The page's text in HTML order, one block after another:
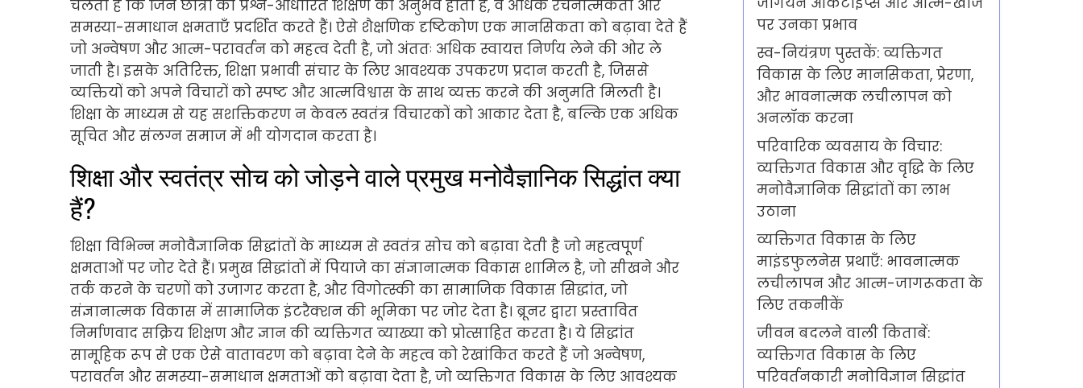
चलता है कि जिन छात्रों को प्रश्न-आधारित शिक्षण का अनुभव होता है, वे अधिक रचनात्मकता और
समस्या-समाधान क्षमताएँ प्रदर्शित करते हैं। ऐसे शैक्षणिक दृष्टिकोण एक मानसिकता को बढ़ावा देते हैं
जो अन्वेषण और आत्म-परावर्तन को महत्व देती है, जो अंततः अधिक स्वायत्त निर्णय लेने की ओर ले
जाती है। इसके अतिरिक्त, शिक्षा प्रभावी संचार के लिए आवश्यक उपकरण प्रदान करती है, जिससे
व्यक्तियों को अपने विचारों को स्पष्ट और आत्मविश्वास के साथ व्यक्त करने की अनुमति मिलती है।
शिक्षा के माध्यम से यह सशक्तिकरण न केवल स्वतंत्र विचारकों को आकार देता है, बल्कि एक अधिक
सूचित और संलग्न समाज में भी योगदान करता है।
शिक्षा और स्वतंत्र सोच को जोड़ने वाले प्रमुख मनोवैज्ञानिक सिद्धांत क्या
हैं?
शिक्षा विभिन्न मनोवैज्ञानिक सिद्धांतों के माध्यम से स्वतंत्र सोच को बढ़ावा देती है जो महत्वपूर्ण
क्षमताओं पर जोर देते हैं। प्रमुख सिद्धांतों में पियाजे का संज्ञानात्मक विकास शामिल है, जो सीखने और
तर्क करने के चरणों को उजागर करता है, और विगोत्स्की का सामाजिक विकास सिद्धांत, जो
संज्ञानात्मक विकास में सामाजिक इंटरैक्शन की भूमिका पर जोर देता है। ब्रूनर द्वारा प्रस्तावित
निर्माणवाद सक्रिय शिक्षण और ज्ञान की व्यक्तिगत व्याख्या को प्रोत्साहित करता है। ये सिद्धांत
सामूहिक रूप से एक ऐसे वातावरण को बढ़ावा देने के महत्व को रेखांकित करते हैं जो अन्वेषण,
परावर्तन और समस्या-समाधान क्षमताओं को बढ़ावा देता है, जो व्यक्तिगत विकास के लिए आवश्यक
पर उनका प्रभाव
स्व-नियंत्रण पुस्तकें: व्यक्तिगत
विकास के लिए मानसिकता, प्रेरणा,
और भावनात्मक लचीलापन को
अनलॉक करना
परिवारिक व्यवसाय के विचार:
व्यक्तिगत विकास और वृद्धि के लिए
मनोवैज्ञानिक सिद्धांतों का लाभ
उठाना
व्यक्तिगत विकास के लिए
माइंडफुलनेस प्रथाएँ: भावनात्मक
लचीलापन और आत्म-जागरूकता के
लिए तकनीकें
जीवन बदलने वाली किताबें:
व्यक्तिगत विकास के लिए
परिवर्तनकारी मनोविज्ञान सिद्धांत